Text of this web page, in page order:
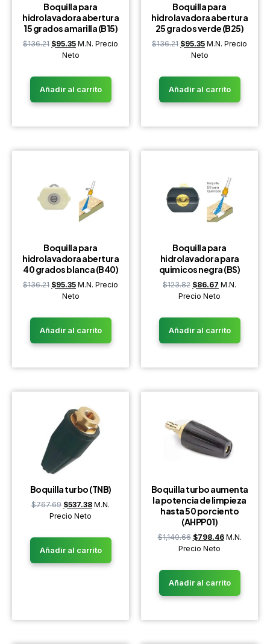
Boquilla para
hidrolavadora abertura
15 grados amarilla (B15)
$136.21 $95.35 M.N. Precio
Neto
Añadir al carrito
Boquilla para
hidrolavadora abertura
25 grados verde (B25)
$136.21 $95.35 M.N. Precio
Neto
Añadir al carrito
Boquilla para
hidrolavadora abertura
40 grados blanca (B40)
$136.21 $95.35 M.N. Precio
Neto
Añadir al carrito
Boquilla para
hidrolavadora para
quimicos negra (BS)
$123.82 $86.67 M.N.
Precio Neto
Añadir al carrito
Boquilla turbo (TNB)
$767.69 $537.38 M.N.
Precio Neto
Añadir al carrito
Boquilla turbo aumenta
la potencia de limpieza
hasta 50 porciento
(AHPP01)
$1,140.66 $798.46 M.N.
Precio Neto
Añadir al carrito